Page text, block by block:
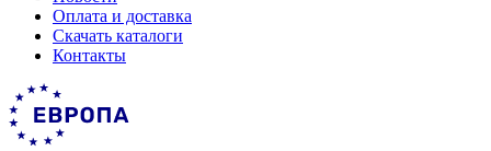
Оплата и доставка
Скачать каталоги
Контакты